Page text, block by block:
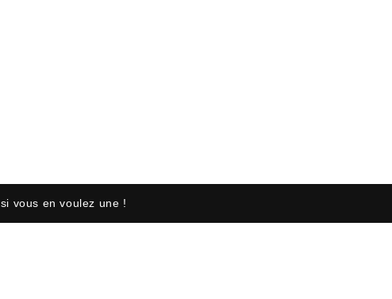
si vous en voulez une !